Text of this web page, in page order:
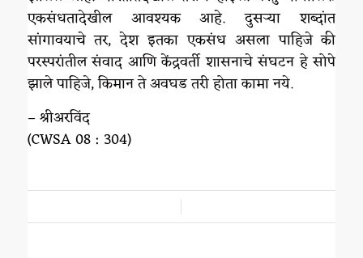
एकसंधतादेखील आवश्यक आहे. दुसऱ्या शब्दांत
सांगावयाचे तर, देश इतका एकसंध असला पाहिजे की
परस्परांतील संवाद आणि केंद्रवर्ती शासनाचे संघटन हे सोपे
झाले पाहिजे, किमान ते अवघड तरी होता कामा नये.
– श्रीअरविंद
(CWSA 08 : 304)